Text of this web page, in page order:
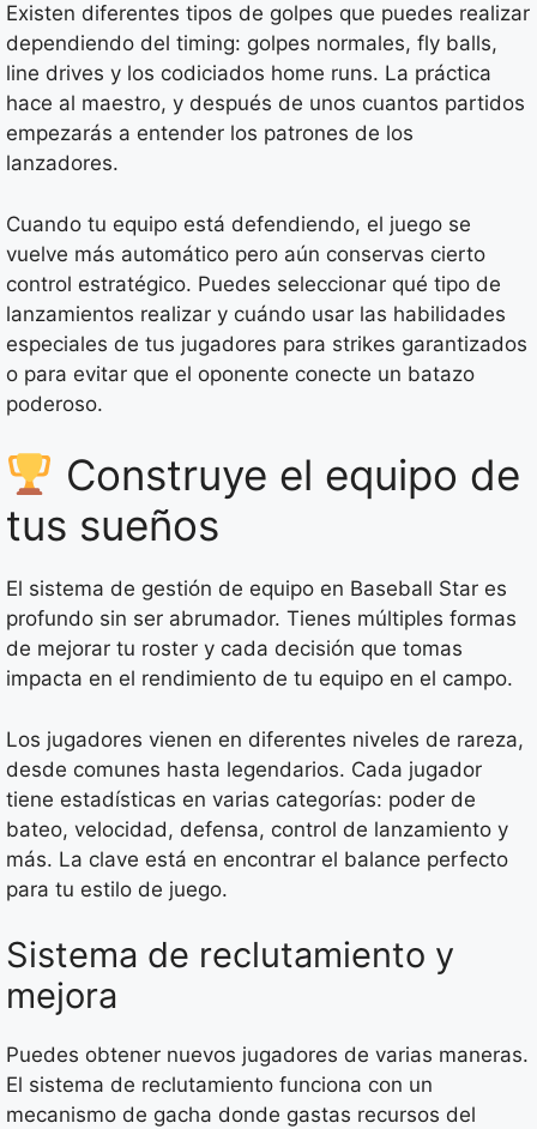
Existen diferentes tipos de golpes que puedes realizar
dependiendo del timing: golpes normales, fly balls,
line drives y los codiciados home runs. La práctica
hace al maestro, y después de unos cuantos partidos
empezarás a entender los patrones de los
lanzadores.
Cuando tu equipo está defendiendo, el juego se
vuelve más automático pero aún conservas cierto
control estratégico. Puedes seleccionar qué tipo de
lanzamientos realizar y cuándo usar las habilidades
especiales de tus jugadores para strikes garantizados
o para evitar que el oponente conecte un batazo
poderoso.
Construye el equipo de
tus sueños
El sistema de gestión de equipo en Baseball Star es
profundo sin ser abrumador. Tienes múltiples formas
de mejorar tu roster y cada decisión que tomas
impacta en el rendimiento de tu equipo en el campo.
Los jugadores vienen en diferentes niveles de rareza,
desde comunes hasta legendarios. Cada jugador
tiene estadísticas en varias categorías: poder de
bateo, velocidad, defensa, control de lanzamiento y
más. La clave está en encontrar el balance perfecto
para tu estilo de juego.
Sistema de reclutamiento y
mejora
Puedes obtener nuevos jugadores de varias maneras.
El sistema de reclutamiento funciona con un
mecanismo de gacha donde gastas recursos del